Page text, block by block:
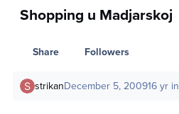
Shopping u Madjarskoj
Share Followers
strikanDecember 5, 200916 yr in